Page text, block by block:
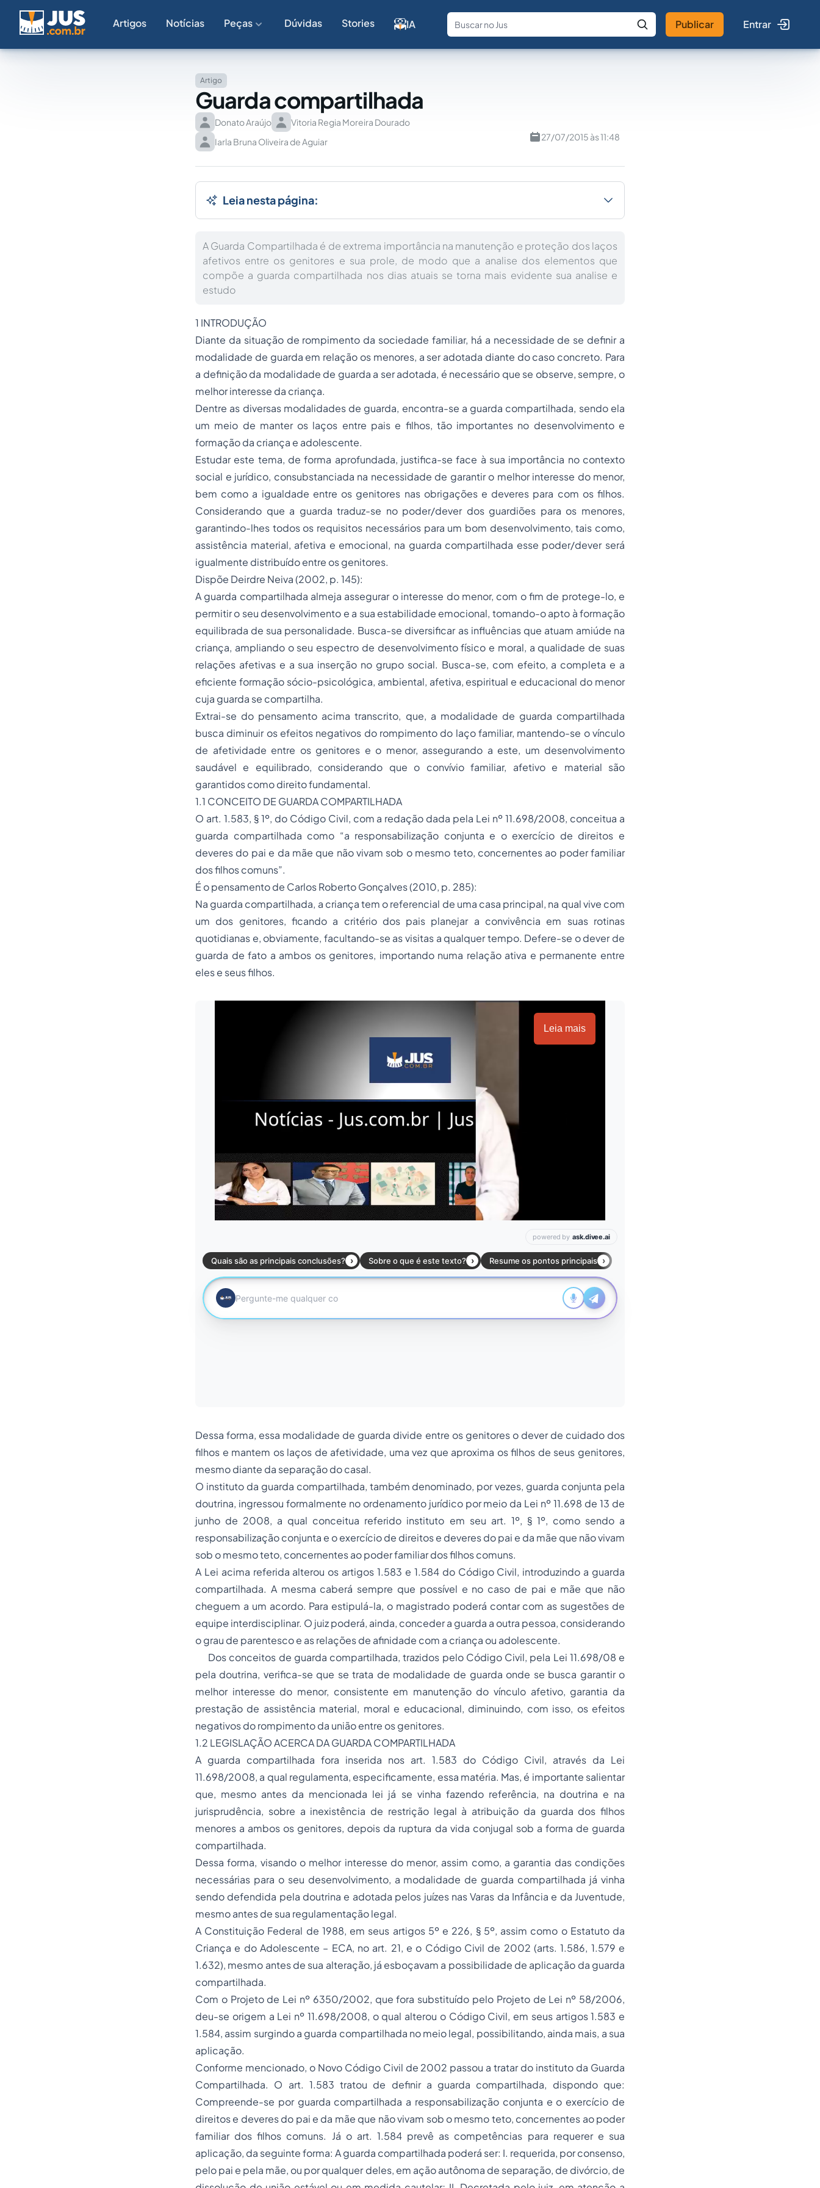
Artigos Notícias Peças Dúvidas Stories IA
Fale com a IA Buscar no Jus
Publicar Entrar
Artigo
Guarda compartilhada
Donato Araújo
Vitoria Regia Moreira Dourado
Iarla Bruna Oliveira de Aguiar
27/07/2015 às 11:48
Leia nesta página:
A Guarda Compartilhada é de extrema importância na manutenção e proteção dos laços
afetivos entre os genitores e sua prole, de modo que a analise dos elementos que
compõe a guarda compartilhada nos dias atuais se torna mais evidente sua analise e
estudo
1 INTRODUÇÃO
Diante da situação de rompimento da sociedade familiar, há a necessidade de se definir a
modalidade de guarda em relação os menores, a ser adotada diante do caso concreto. Para
a definição da modalidade de guarda a ser adotada, é necessário que se observe, sempre, o
melhor interesse da criança.
Dentre as diversas modalidades de guarda, encontra-se a guarda compartilhada, sendo ela
um meio de manter os laços entre pais e filhos, tão importantes no desenvolvimento e
formação da criança e adolescente.
Estudar este tema, de forma aprofundada, justifica-se face à sua importância no contexto
social e jurídico, consubstanciada na necessidade de garantir o melhor interesse do menor,
bem como a igualdade entre os genitores nas obrigações e deveres para com os filhos.
Considerando que a guarda traduz-se no poder/dever dos guardiões para os menores,
garantindo-lhes todos os requisitos necessários para um bom desenvolvimento, tais como,
assistência material, afetiva e emocional, na guarda compartilhada esse poder/dever será
igualmente distribuído entre os genitores.
Dispõe Deirdre Neiva (2002, p. 145):
A guarda compartilhada almeja assegurar o interesse do menor, com o fim de protege-lo, e
permitir o seu desenvolvimento e a sua estabilidade emocional, tomando-o apto à formação
equilibrada de sua personalidade. Busca-se diversificar as influências que atuam amiúde na
criança, ampliando o seu espectro de desenvolvimento físico e moral, a qualidade de suas
relações afetivas e a sua inserção no grupo social. Busca-se, com efeito, a completa e a
eficiente formação sócio-psicológica, ambiental, afetiva, espiritual e educacional do menor
cuja guarda se compartilha.
Extrai-se do pensamento acima transcrito, que, a modalidade de guarda compartilhada
busca diminuir os efeitos negativos do rompimento do laço familiar, mantendo-se o vínculo
de afetividade entre os genitores e o menor, assegurando a este, um desenvolvimento
saudável e equilibrado, considerando que o convívio familiar, afetivo e material são
garantidos como direito fundamental.
1.1 CONCEITO DE GUARDA COMPARTILHADA
O art. 1.583, § 1º, do Código Civil, com a redação dada pela Lei nº 11.698/2008, conceitua a
guarda compartilhada como “a responsabilização conjunta e o exercício de direitos e
deveres do pai e da mãe que não vivam sob o mesmo teto, concernentes ao poder familiar
dos filhos comuns”.
É o pensamento de Carlos Roberto Gonçalves (2010, p. 285):
Na guarda compartilhada, a criança tem o referencial de uma casa principal, na qual vive com
um dos genitores, ficando a critério dos pais planejar a convivência em suas rotinas
quotidianas e, obviamente, facultando-se as visitas a qualquer tempo. Defere-se o dever de
guarda de fato a ambos os genitores, importando numa relação ativa e permanente entre
eles e seus filhos.
Leia mais
Dessa forma, essa modalidade de guarda divide entre os genitores o dever de cuidado dos
filhos e mantem os laços de afetividade, uma vez que aproxima os filhos de seus genitores,
mesmo diante da separação do casal.
O instituto da guarda compartilhada, também denominado, por vezes, guarda conjunta pela
doutrina, ingressou formalmente no ordenamento jurídico por meio da Lei nº 11.698 de 13 de
junho de 2008, a qual conceitua referido instituto em seu art. 1º, § 1º, como sendo a
responsabilização conjunta e o exercício de direitos e deveres do pai e da mãe que não vivam
sob o mesmo teto, concernentes ao poder familiar dos filhos comuns.
A Lei acima referida alterou os artigos 1.583 e 1.584 do Código Civil, introduzindo a guarda
compartilhada. A mesma caberá sempre que possível e no caso de pai e mãe que não
cheguem a um acordo. Para estipulá-la, o magistrado poderá contar com as sugestões de
equipe interdisciplinar. O juiz poderá, ainda, conceder a guarda a outra pessoa, considerando
o grau de parentesco e as relações de afinidade com a criança ou adolescente.
Dos conceitos de guarda compartilhada, trazidos pelo Código Civil, pela Lei 11.698/08 e
pela doutrina, verifica-se que se trata de modalidade de guarda onde se busca garantir o
melhor interesse do menor, consistente em manutenção do vínculo afetivo, garantia da
prestação de assistência material, moral e educacional, diminuindo, com isso, os efeitos
negativos do rompimento da união entre os genitores.
1.2 LEGISLAÇÃO ACERCA DA GUARDA COMPARTILHADA
A guarda compartilhada fora inserida nos art. 1.583 do Código Civil, através da Lei
11.698/2008, a qual regulamenta, especificamente, essa matéria. Mas, é importante salientar
que, mesmo antes da mencionada lei já se vinha fazendo referência, na doutrina e na
jurisprudência, sobre a inexistência de restrição legal à atribuição da guarda dos filhos
menores a ambos os genitores, depois da ruptura da vida conjugal sob a forma de guarda
compartilhada.
Dessa forma, visando o melhor interesse do menor, assim como, a garantia das condições
necessárias para o seu desenvolvimento, a modalidade de guarda compartilhada já vinha
sendo defendida pela doutrina e adotada pelos juízes nas Varas da Infância e da Juventude,
mesmo antes de sua regulamentação legal.
A Constituição Federal de 1988, em seus artigos 5º e 226, § 5º, assim como o Estatuto da
Criança e do Adolescente – ECA, no art. 21, e o Código Civil de 2002 (arts. 1.586, 1.579 e
1.632), mesmo antes de sua alteração, já esboçavam a possibilidade de aplicação da guarda
compartilhada.
Com o Projeto de Lei nº 6350/2002, que fora substituído pelo Projeto de Lei nº 58/2006,
deu-se origem a Lei nº 11.698/2008, o qual alterou o Código Civil, em seus artigos 1.583 e
1.584, assim surgindo a guarda compartilhada no meio legal, possibilitando, ainda mais, a sua
aplicação.
Conforme mencionado, o Novo Código Civil de 2002 passou a tratar do instituto da Guarda
Compartilhada. O art. 1.583 tratou de definir a guarda compartilhada, dispondo que:
Compreende-se por guarda compartilhada a responsabilização conjunta e o exercício de
direitos e deveres do pai e da mãe que não vivam sob o mesmo teto, concernentes ao poder
familiar dos filhos comuns. Já o art. 1.584 prevê as competências para requerer e sua
aplicação, da seguinte forma: A guarda compartilhada poderá ser: I. requerida, por consenso,
pelo pai e pela mãe, ou por qualquer deles, em ação autônoma de separação, de divórcio, de